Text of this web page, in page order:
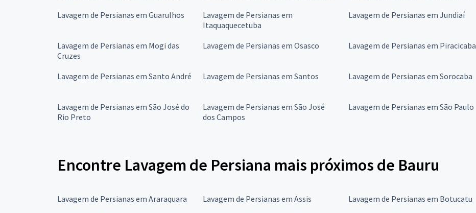
Lavagem de Persianas em Guarulhos
Lavagem de Persianas em
Itaquaquecetuba
Lavagem de Persianas em Jundiaí
Lavagem de Persianas em Mogi das
Cruzes
Lavagem de Persianas em Osasco Lavagem de Persianas em Piracicaba
Lavagem de Persianas em Santo André
Lavagem de Persianas em Santos Lavagem de Persianas em Sorocaba
Lavagem de Persianas em São José do
Rio Preto
Lavagem de Persianas em São José
dos Campos
Lavagem de Persianas em São Paulo
Encontre Lavagem de Persiana mais próximos de Bauru
Lavagem de Persianas em Araraquara Lavagem de Persianas em Assis Lavagem de Persianas em Botucatu